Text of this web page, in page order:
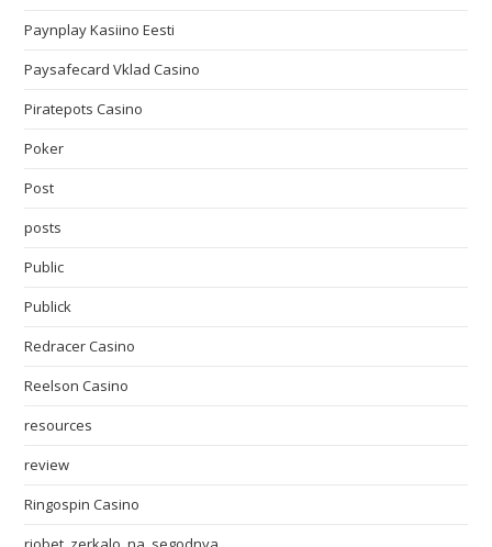
Paynplay Kasiino Eesti
Paysafecard Vklad Casino
Piratepots Casino
Poker
Post
posts
Public
Publick
Redracer Casino
Reelson Casino
resources
review
Ringospin Casino